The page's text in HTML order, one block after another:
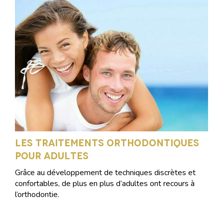
Les traitements orthodontiques
pour adultes
Grâce au développement de techniques discrètes et
confortables, de plus en plus d’adultes ont recours à
l’orthodontie.